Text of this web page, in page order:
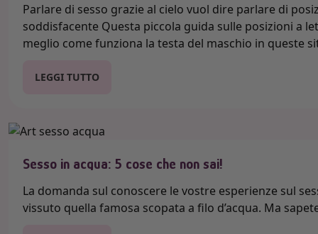
Parlare di sesso grazie al cielo vuol dire parlare di
soddisfacente Questa piccola guida sulle posizioni a
meglio come funziona la testa del maschio in queste
LEGGI TUTTO
Sesso in acqua: 5 cose che non sai!
La domanda sul conoscere le vostre esperienze sul
vissuto quella famosa scopata a filo d’acqua. Ma